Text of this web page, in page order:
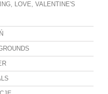
LOVE, VALENTINE'S